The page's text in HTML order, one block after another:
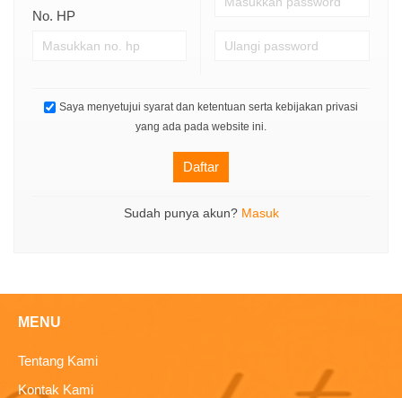
No. HP
Saya menyetujui syarat dan ketentuan serta kebijakan privasi
yang ada pada website ini.
Daftar
Sudah punya akun? Masuk
MENU
Tentang Kami
Kontak Kami